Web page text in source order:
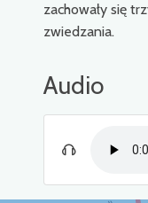
zachowały się
zwiedzania.
Audio